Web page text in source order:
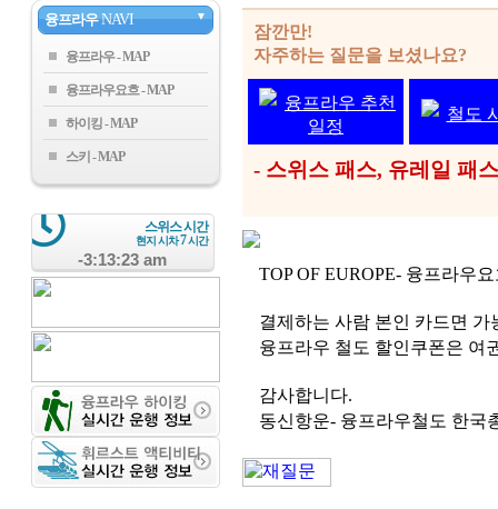
융프라우 NAVI ▼
융프라우
융프라우요흐
하이킹
스키
스위스 시간
현지 시차7시간
-3:13:23 am
잠깐만!
자주하는 질문을 보셨나요?
융프라우 추천
일정
철도
- 스위스 패스, 유레일 패
TOP OF EUROPE- 융프라우
결제하는 사람 본인 카드면 가
융프라우 철도 할인쿠폰은 여
감사합니다.
동신항운- 융프라우철도 한국